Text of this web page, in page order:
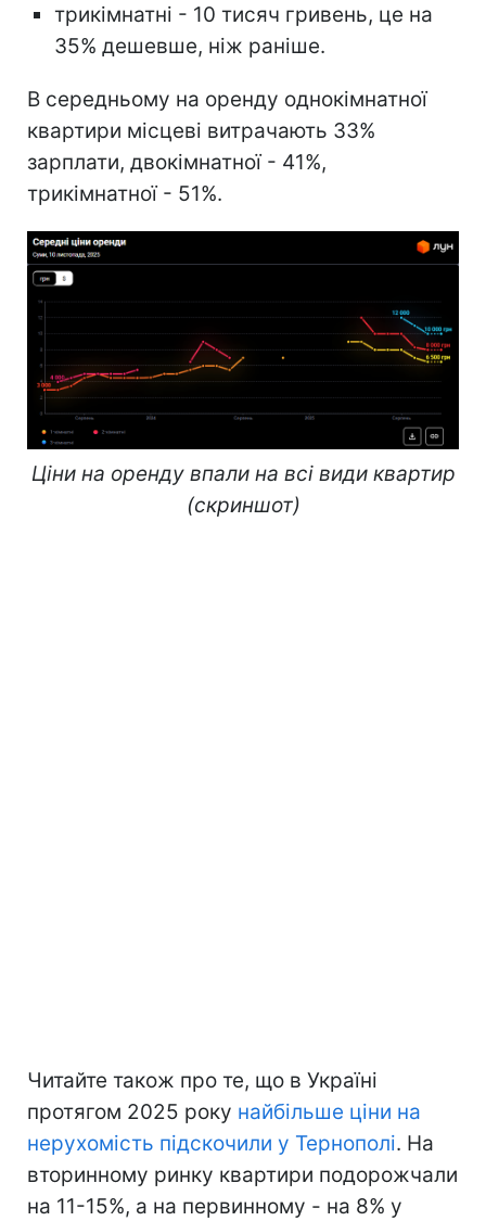
трикімнатні - 10 тисяч гривень, це на
35% дешевше, ніж раніше.
В середньому на оренду однокімнатної
квартири місцеві витрачають 33%
зарплати, двокімнатної - 41%,
трикімнатної - 51%.
Ціни на оренду впали на всі види квартир
(скриншот)
Читайте також про те, що в Україні
протягом 2025 року найбільше ціни на
нерухомість підскочили у Тернополі. На
вторинному ринку квартири подорожчали
на 11-15%, а на первинному - на 8% у